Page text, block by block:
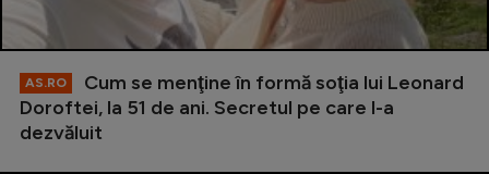
AS.RO
Cum se menţine în formă soţia lui Leonard
Doroftei, la 51 de ani. Secretul pe care l-a
dezvăluit